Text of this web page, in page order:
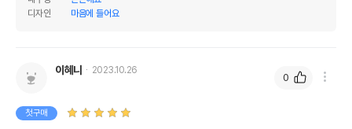
AS책임자와 전화번호
또는 소비자상담 관련
디자인
마음에 들어요
이혜니 2023.10.26
첫구매
0